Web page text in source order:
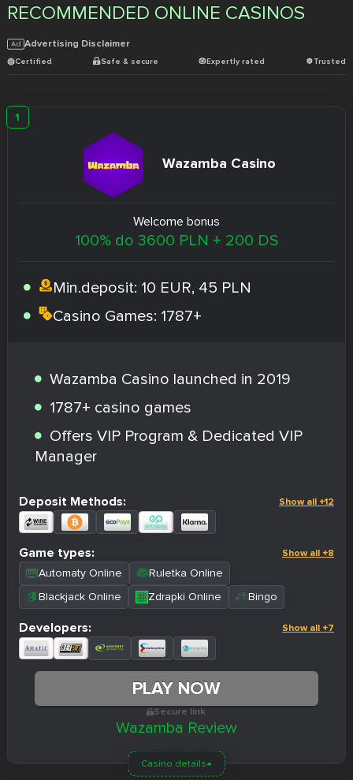
RECOMMENDED ONLINE CASINOS
Advertising Disclaimer
Certified Safe & secure Expertly rated Trusted
Wazamba Casino
Welcome bonus
100% do 3600 PLN + 200 DS
Min.deposit: 10 EUR, 45 PLN
Casino Games: 1787+
Wazamba Casino launched in 2019
1787+ casino games
Offers VIP Program & Dedicated VIP
Manager
Deposit Methods: Show all +12
Game types: Show all +8
Automaty Online
Ruletka Online
Blackjack Online
Zdrapki Online Bingo
Developers: Show all +7
PLAY NOW
Secure link
Wazamba Review
Casino details